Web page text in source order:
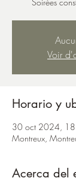
Voir
Horario y
30 oct 2024,
Montreux,
Acerca del